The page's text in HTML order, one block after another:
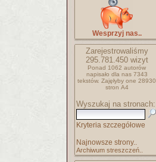
Wesprzyj nas..
Zarejestrowaliśmy
295.781.450wizyt
Ponad 1062 autorów
napisało dla nas 7343
tekstów. Zajęłyby one 28930
stron A4
Wyszukaj na stronach:
Kryteria szczegółowe
Najnowsze strony..
Archiwum streszczeń..